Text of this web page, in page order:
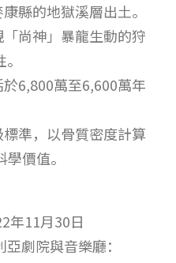
縣的地獄溪層出土。
尚神」暴龍生動的狩
6,800萬至6,600萬年
準，以骨質密度計算
價值。
年11月30日
劇院與音樂廳：